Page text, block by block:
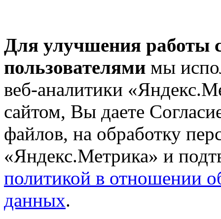
Для улучшения работы
пользователями мы
веб-аналитики
сайтом, Вы даете
файлов, на обработку
«Яндекс.Метрика» и
политикой в отношении
данных.